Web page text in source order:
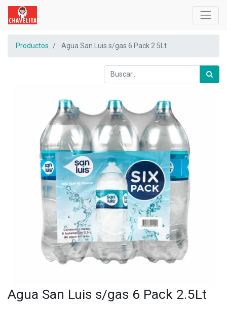
Productos Agua San Luis s/gas 6 Pack 2.5Lt
Agua San Luis s/gas 6 Pack 2.5Lt